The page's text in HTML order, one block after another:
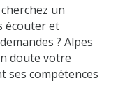
un
écouter et
? Alpes
doute votre
compétences